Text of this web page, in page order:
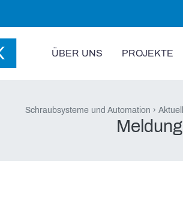
ÜBER UNS PROJEKTE
Schraubsysteme und Automation
Meldung